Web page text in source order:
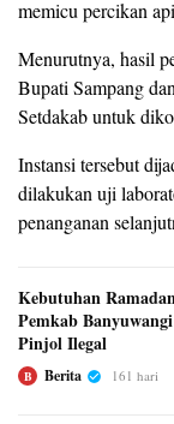
memicu percikan
Menurutnya, hasil
Bupati Sampang
Setdakab untuk
Instansi tersebut
dilakukan uji
penanganan
Kebutuhan
Pemkab
Pinjol Ilegal
B Berita 161 hari